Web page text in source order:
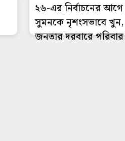
২৬-এর নির্বাচনের
সুমনকে নৃশংসভাবে খুন,
জনতার দরবারে পরিবার